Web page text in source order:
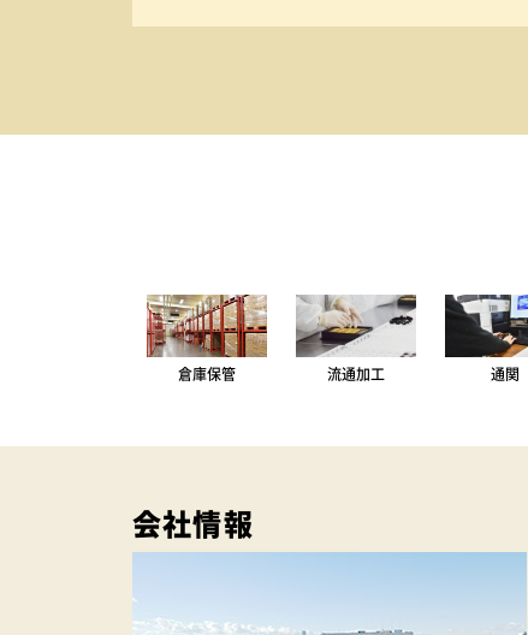
倉庫保管 流通加工 通関
会社情報